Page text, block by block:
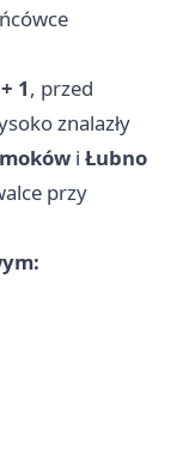
1, przed
znalazły
i Łubno
przy